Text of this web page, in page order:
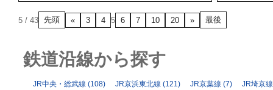
5 / 43 先頭 « 3 4 5 6 7 10 20 » 最後
鉄道沿線から探す
JR中央・総武線 (108) JR京浜東北線 (121) JR京葉線 (7)
JR埼京線